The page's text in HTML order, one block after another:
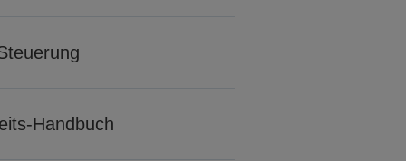
Handbuch